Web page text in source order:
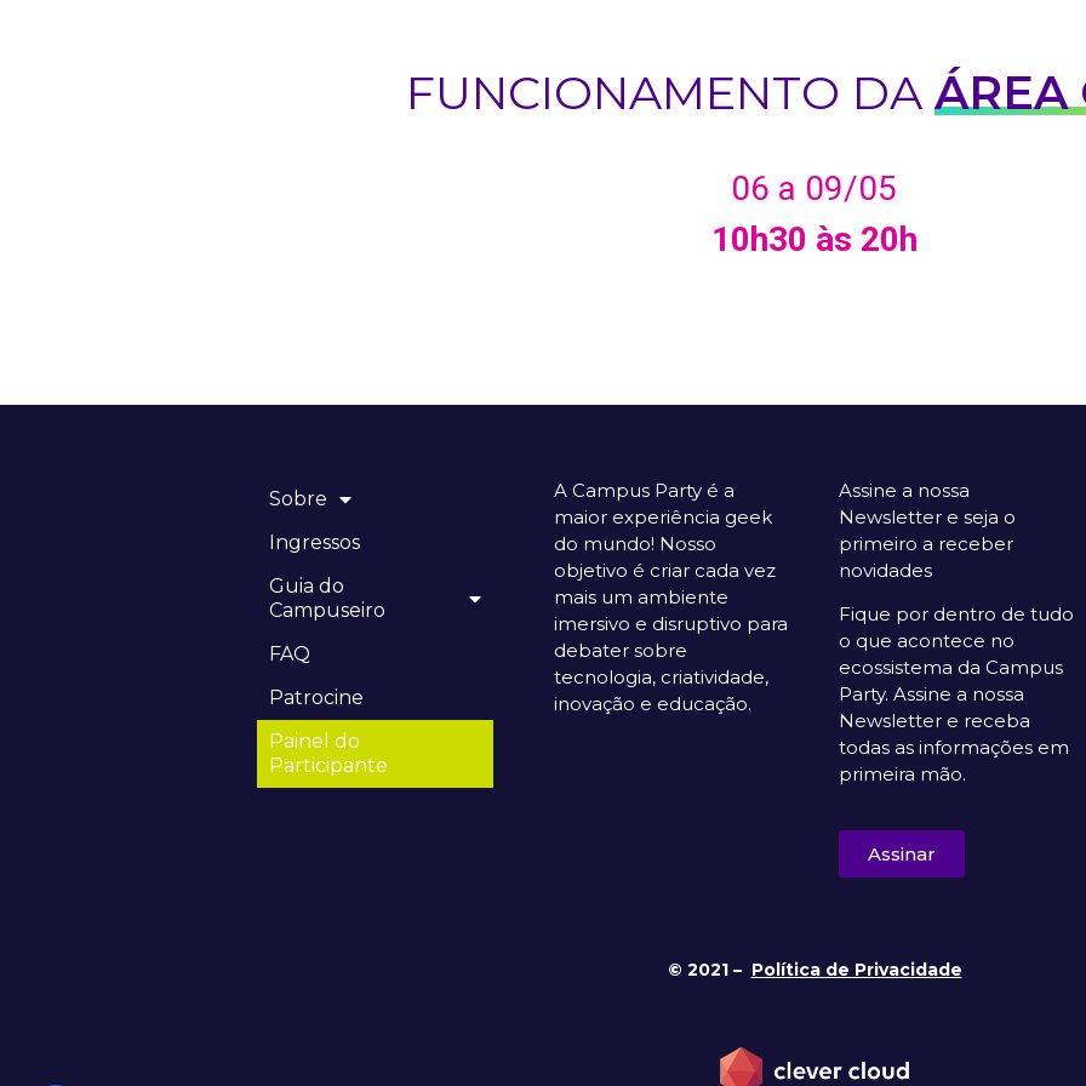
FUNCIONAMENTO DAÁREA
06 a 09/05
10h30 às 20h
Sobre
Ingressos
Guia do
Campuseiro
FAQ
Patrocine
Painel do
Participante
A Campus Party é a
maior experiência geek
do mundo! Nosso
objetivo é criar cada vez
mais um ambiente
imersivo e disruptivo para
debater sobre
tecnologia, criatividade,
inovação e educação.
Assine a nossa
Newsletter e seja o
primeiro a receber
novidades
Fique por dentro de tudo
o que acontece no
ecossistema da Campus
Party. Assine a nossa
Newsletter e receba
todas as informações em
primeira mão.
Assinar
© 2021 – Política de Privacidade